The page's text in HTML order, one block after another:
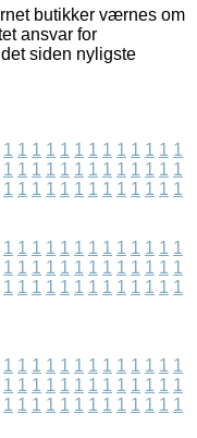
butikker værnes om
ansvar for
siden nyligste
1 1 1 1 1 1 1 1 1 1 1 1 1
1 1 1 1 1 1 1 1 1 1 1 1 1
1 1 1 1 1 1 1 1 1 1 1 1 1
1 1 1 1 1 1 1 1 1 1 1 1 1
1 1 1 1 1 1 1 1 1 1 1 1 1
1 1 1 1 1 1 1 1 1 1 1 1 1
1 1 1 1 1 1 1 1 1 1 1 1 1
1 1 1 1 1 1 1 1 1 1 1 1 1
1 1 1 1 1 1 1 1 1 1 1 1 1